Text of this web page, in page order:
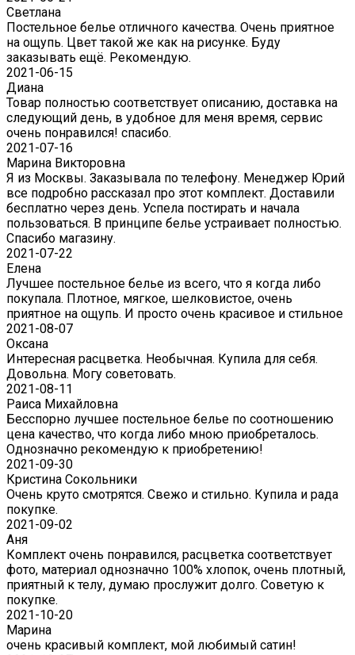
Светлана
Постельное белье отличного качества. Очень приятное
на ощупь. Цвет такой же как на рисунке. Буду
заказывать ещё. Рекомендую.
2021-06-15
Диана
Товар полностью соответствует описанию, доставка на
следующий день, в удобное для меня время, сервис
очень понравился! спасибо.
2021-07-16
Марина Викторовна
Я из Москвы. Заказывала по телефону. Менеджер Юрий
все подробно рассказал про этот комплект. Доставили
бесплатно через день. Успела постирать и начала
пользоваться. В принципе белье устраивает полностью.
Спасибо магазину.
2021-07-22
Eлена
Лучшее постельное белье из всего, что я когда либо
покупала. Плотное, мягкое, шелковистое, очень
приятное на ощупь. И просто очень красивое и стильное
2021-08-07
Оксана
Интересная расцветка. Необычная. Купила для себя.
Довольна. Могу советовать.
2021-08-11
Раиса Михайловна
Бесспорно лучшее постельное белье по соотношению
цена качество, что когда либо мною приобреталось.
Однозначно рекомендую к приобретению!
2021-09-30
Кристина Сокольники
Очень круто смотрятся. Свежо и стильно. Купила и рада
покупке.
2021-09-02
Аня
Комплект очень понравился, расцветка соответствует
фото, материал однозначно 100% хлопок, очень плотный,
приятный к телу, думаю прослужит долго. Советую к
покупке.
2021-10-20
Марина
очень красивый комплект, мой любимый сатин!